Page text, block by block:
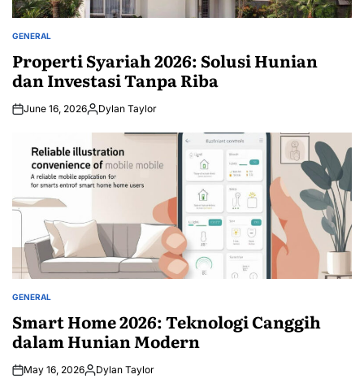
POSTED
GENERAL
Properti Syariah 2026: Solusi Hunian
dan Investasi Tanpa Riba
June 16, 2026Posted
Dylan Taylor
POSTED
GENERAL
Smart Home 2026: Teknologi Canggih
dalam Hunian Modern
May 16, 2026Posted
Dylan Taylor